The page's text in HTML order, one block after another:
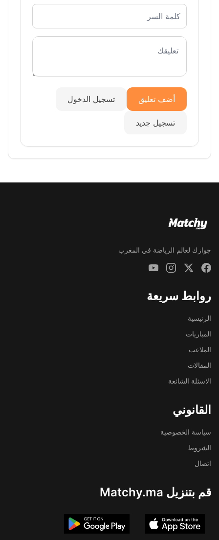
أضف تعليق تسجيل الدخول
تسجيل جديد
جوازك لعالم الرياضة في المغرب
روابط سريعة
الرئيسية
المباريات
الملاعب
المقالات
الاسئلة الشائعة
القانوني
سياسة الخصوصية
الشروط
اتصال
قم بتنزيل Matchy.ma